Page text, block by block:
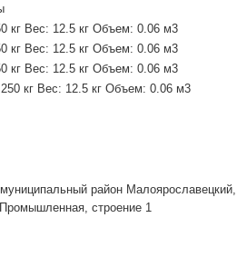
кг Вес: 12.5 кг Объем: 0.06 м3
кг Вес: 12.5 кг Объем: 0.06 м3
кг Вес: 12.5 кг Объем: 0.06 м3
кг Вес: 12.5 кг Объем: 0.06 м3
район Малоярославецкий,
строение 1